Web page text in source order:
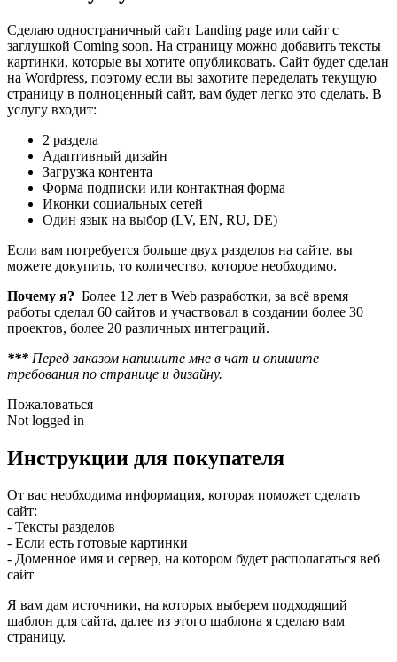
Сделаю одностраничный сайт Landing page или сайт с
заглушкой Coming soon. На страницу можно добавить тексты
картинки, которые вы хотите опубликовать. Сайт будет сделан
на Wordpress, поэтому если вы захотите переделать текущую
страницу в полноценный сайт, вам будет легко это сделать. В
услугу входит:
2 раздела
Адаптивный дизайн
Загрузка контента
Форма подписки или контактная форма
Иконки социальных сетей
Один язык на выбор (LV, EN, RU, DE)
Если вам потребуется больше двух разделов на сайте, вы
можете докупить, то количество, которое необходимо.
Почему я? Более 12 лет в Web разработки, за всё время
работы сделал 60 сайтов и участвовал в создании более 30
проектов, более 20 различных интеграций.
*** Перед заказом напишите мне в чат и опишите
требования по странице и дизайну.
Пожаловаться
Not logged in
Инструкции для покупателя
От вас необходима информация, которая поможет сделать
сайт:
- Тексты разделов
- Если есть готовые картинки
- Доменное имя и сервер, на котором будет располагаться веб
сайт
Я вам дам источники, на которых выберем подходящий
шаблон для сайта, далее из этого шаблона я сделаю вам
страницу.